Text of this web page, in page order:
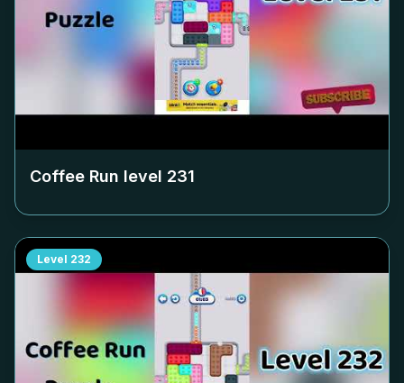
Coffee Run level 231
Level 232